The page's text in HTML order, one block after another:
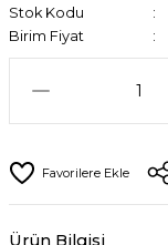
Stok Kodu
Birim Fiyat
Ürün Bilgisi